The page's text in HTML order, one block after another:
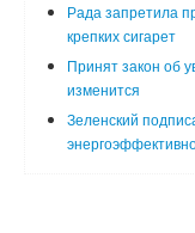
Рада запретила
крепких сигарет
Принят закон об
изменится
Зеленский